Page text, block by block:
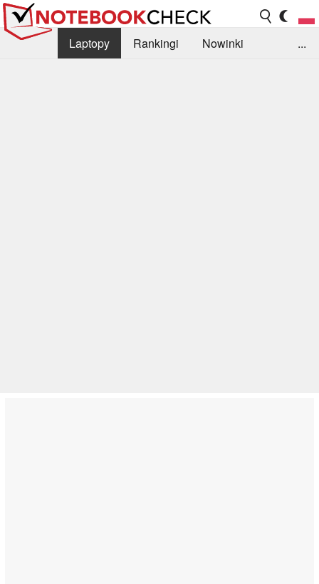
Laptopy Rankingi
Nowinki
...